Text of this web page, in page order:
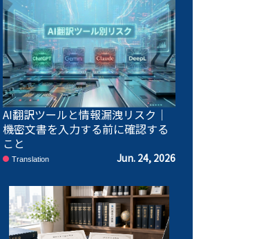
AI翻訳ツールと情報漏洩リスク｜
機密文書を入力する前に確認する
こと
Translation Jun. 24, 2026